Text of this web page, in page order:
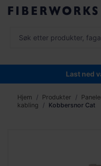
Last ned
Hjem Produkter
kabling
Kobbersnor Cat